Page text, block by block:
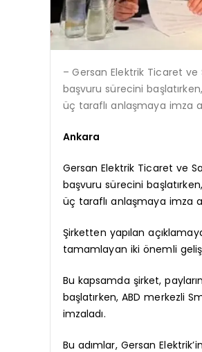
– Gersan Elektrik Ticaret ve
başvuru sürecini
üç taraflı anlaşmaya imza
Ankara
Gersan Elektrik Ticaret ve
başvuru sürecini
üç taraflı anlaşmaya imza
Şirketten yapılan
tamamlayan iki önemli
Bu kapsamda şirket,
başlatırken, ABD merkezli
imzaladı.
Bu adımlar, Gersan